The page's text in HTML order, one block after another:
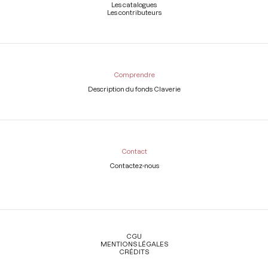
Les catalogues
Les contributeurs
Comprendre
Description du fonds Claverie
Contact
Contactez-nous
Légal
CGU
MENTIONS LÉGALES
CRÉDITS